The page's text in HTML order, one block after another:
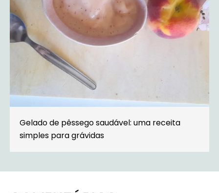
Gelado de pêssego saudável: uma receita
simples para grávidas